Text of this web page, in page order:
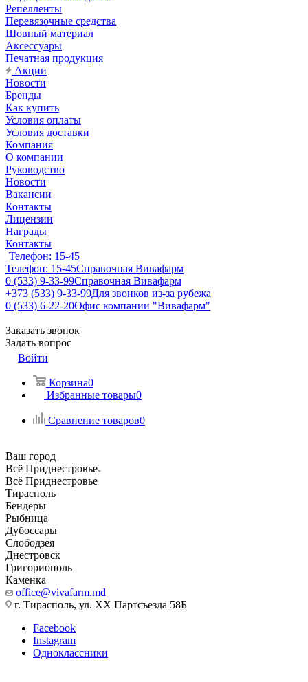
Репелленты
Перевязочные средства
Шовный материал
Аксессуары
Печатная продукция
Акции
Новости
Бренды
Как купить
Условия оплаты
Условия доставки
Компания
О компании
Руководство
Новости
Вакансии
Контакты
Лицензии
Награды
Контакты
Телефон: 15-45
Телефон: 15-45Справочная Вивафарм
0 (533) 9-33-99Справочная Вивафарм
+373 (533) 9-33-99Для звонков из-за рубежа
0 (533) 6-22-20Офис компании "Вивафарм"
Заказать звонок
Задать вопрос
Войти
Корзина0
Избранные товары0
Сравнение товаров0
Ваш город
Всё Приднестровье
Всё Приднестровье
Тирасполь
Бендеры
Рыбница
Дубоссары
Слободзея
Днестровск
Григориополь
Каменка
office@vivafarm.md
г. Тирасполь, ул. ХХ Партсъезда 58Б
Facebook
Instagram
Одноклассники